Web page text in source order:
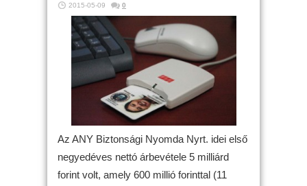
2015-05-09 0
Az ANY Biztonsági Nyomda Nyrt. idei első
negyedéves nettó árbevétele 5 milliárd
forint volt, amely 600 millió forinttal (11